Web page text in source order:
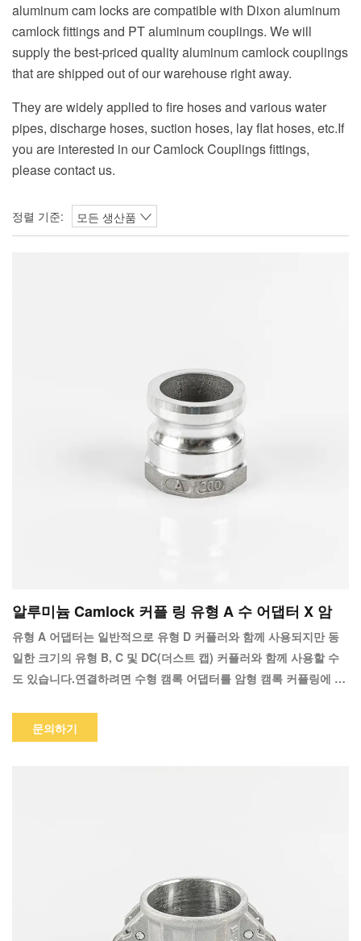
aluminum cam locks are compatible with Dixon aluminum
camlock fittings and PT aluminum couplings. We will
supply the best-priced quality aluminum camlock couplings
that are shipped out of our warehouse right away.
They are widely applied to fire hoses and various water
pipes, discharge hoses, suction hoses, lay flat hoses, etc.If
you are interested in our Camlock Couplings fittings,
please contact us.
정렬 기준: 모든 생산품
알루미늄 Camlock 커플 링 유형 A 수 어댑터 X 암
유형 A 어댑터는 일반적으로 유형 D 커플러와 함께 사용되지만 동
일한 크기의 유형 B, C 및 DC(더스트 캡) 커플러와 함께 사용할 수
도 있습니다.연결하려면 수형 캠록 어댑터를 암형 캠록 커플링에 밀
결합만큼 간단하고 빠릅니다.캠 암을 올리고 어댑터를 제거하기만
하면 됩니다.
문의하기